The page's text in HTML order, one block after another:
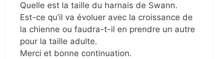
Quelle est la taille du harnais de Swann.
Est-ce qu’il va évoluer avec la croissance de
la chienne ou faudra-t-il en prendre un autre
pour la taille adulte.
Merci et bonne continuation.